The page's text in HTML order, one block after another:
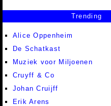
Trending
Alice Oppenheim
De Schatkast
Muziek voor Miljoenen
Cruyff & Co
Johan Cruijff
Erik Arens